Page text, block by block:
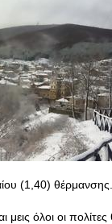
(1,40) θέρμανσης.
μεις όλοι οι